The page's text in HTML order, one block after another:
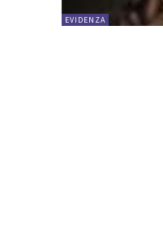
EVIDENZA